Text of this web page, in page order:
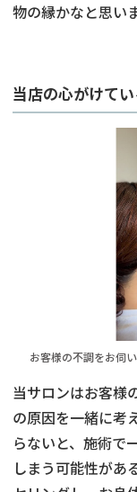
物の縁かなと思いま
当店の心がけて
お客様の不調をお伺
当サロンはお客様
の原因を一緒に考
らないと、施術で
しまう可能性があ